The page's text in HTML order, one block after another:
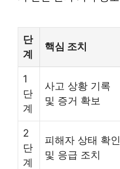
단
계
핵심 조치
1
단
계
사고 상황 기록
및 증거 확보
2
단
계
피해자 상태 확인
및 응급 조치